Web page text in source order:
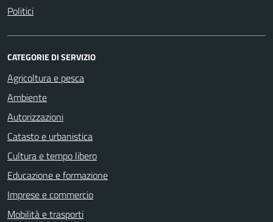
Politici
CATEGORIE DI SERVIZIO
Agricoltura e pesca
Ambiente
Autorizzazioni
Catasto e urbanistica
Cultura e tempo libero
Educazione e formazione
Imprese e commercio
Mobilità e trasporti